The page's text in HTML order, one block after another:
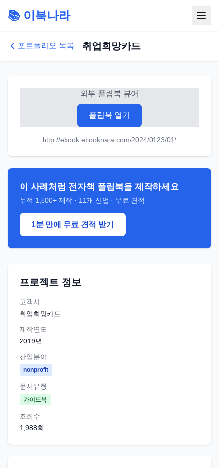
📚 이북나라
포트폴리오 목록 취업희망카드
외부 플립북 뷰어
플립북 열기
http://ebook.ebooknara.com/2024/0123/01/
이 사례처럼 전자책 플립북을 제작하세요
누적 1,500+ 제작 · 11 개 산업 · 무료 견적
1분 만에 무료 견적 받기
프로젝트 정보
고객사
취업희망카드
제작연도
2019년
산업분야
nonprofit
문서유형
가이드북
조회수
1,988회